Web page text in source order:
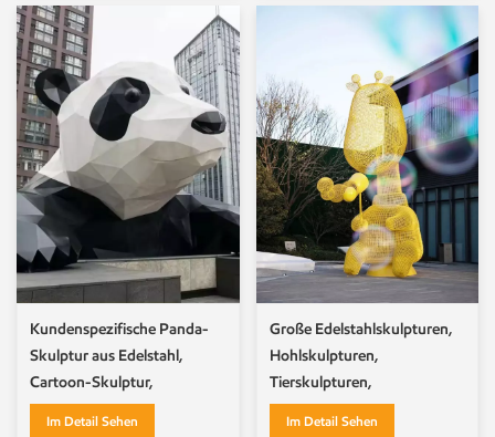
Kundenspezifische Panda-
Skulptur aus Edelstahl,
Cartoon-Skulptur,
Tierskulptur
Im Detail Sehen
Große Edelstahlskulpturen,
Hohlskulpturen,
Tierskulpturen,
Skulpturenschmuck
Im Detail Sehen